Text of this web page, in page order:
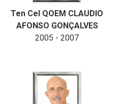
Ten Cel QOEM CLAUDIO
AFONSO GONÇALVES
2005 - 2007